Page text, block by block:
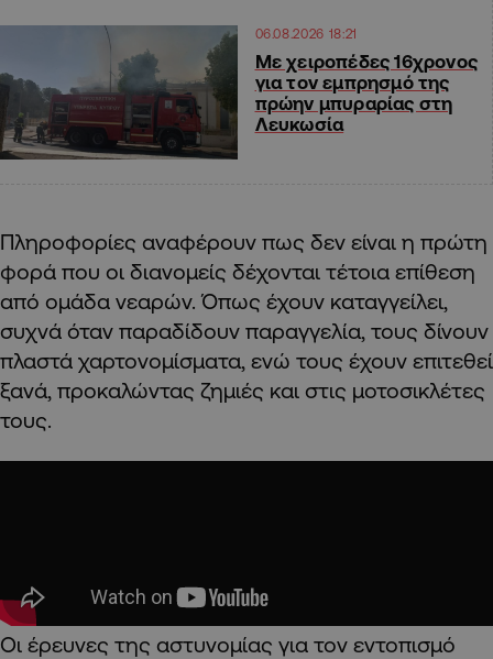
06.08.2026 18:21
Με χειροπέδες 16χρονος
για τον εμπρησμό της
πρώην μπυραρίας στη
Λευκωσία
Πληροφορίες αναφέρουν πως δεν είναι η πρώτη
φορά που οι διανομείς δέχονται τέτοια επίθεση
από ομάδα νεαρών. Όπως έχουν καταγγείλει,
συχνά όταν παραδίδουν παραγγελία, τους δίνουν
πλαστά χαρτονομίσματα, ενώ τους έχουν επιτεθεί
ξανά, προκαλώντας ζημιές και στις μοτοσικλέτες
τους.
Οι έρευνες της αστυνομίας για τον εντοπισμό